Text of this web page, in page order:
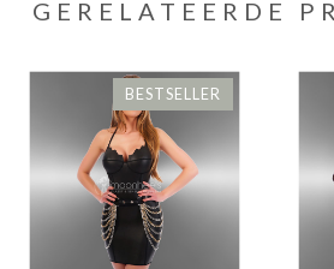
GERELATEERDE
BESTSELLER